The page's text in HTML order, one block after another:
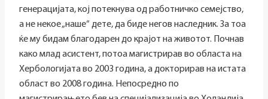
генерацијата, кој потекнува од работничко семејство,
а не некое „наше“ дете, да биде негов наследник. За тоа
ќе му бидам благодарен до крајот на животот. Почнав
како млад асистент, потоа магистрирав во областа на
Хербологијата во 2003 година, а докторирав на истата
област во 2008 година. Непосредно по